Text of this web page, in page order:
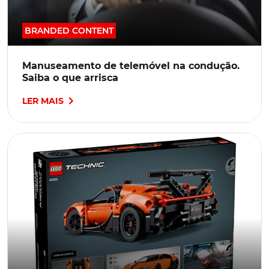
BRANDED CONTENT
Manuseamento de telemóvel na condução.
Saiba o que arrisca
LER MAIS